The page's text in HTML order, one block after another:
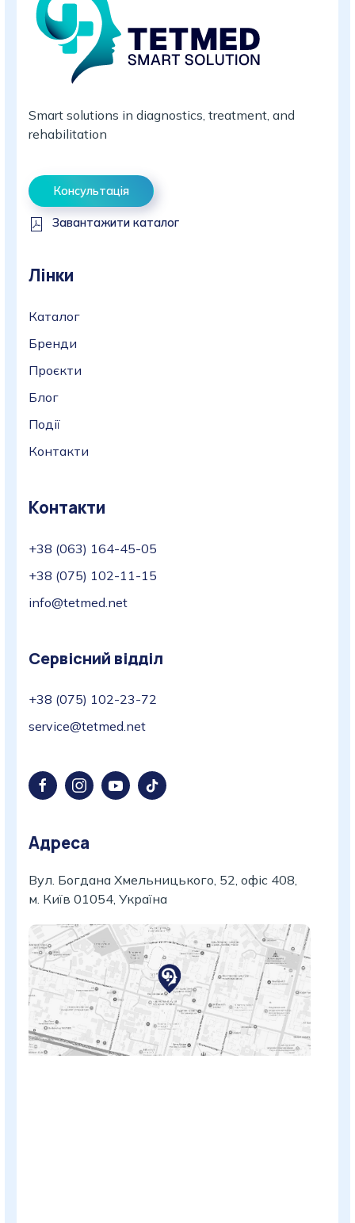
Smart solutions in diagnostics, treatment, and
rehabilitation
Консультація
Завантажити каталог
Лінки
Каталог
Бренди
Проєкти
Блог
Події
Контакти
Контакти
+38 (063) 164-45-05
+38 (075) 102-11-15
info@tetmed.net
Сервісний відділ
+38 (075) 102-23-72
service@tetmed.net
Адреса
Вул. Богдана Хмельницького, 52, офіс 408,
м. Київ 01054, Україна